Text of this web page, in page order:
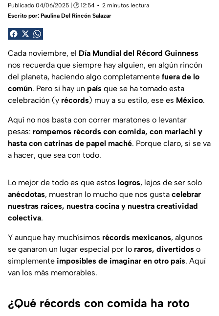
Publicado 04/06/2025 | 🕑 12:54
2 minutos lectura
Escrito por: Paulina Del Rincón Salazar
Cada noviembre, el Día Mundial del Récord Guinness
nos recuerda que siempre hay alguien, en algún rincón
del planeta, haciendo algo completamente fuera de lo
común. Pero si hay un país que se ha tomado esta
celebración (y récords) muy a su estilo, ese es México.
Aquí no nos basta con correr maratones o levantar
pesas: rompemos récords con comida, con mariachi y
hasta con catrinas de papel maché. Porque claro, si se va
a hacer, que sea con todo.
Lo mejor de todo es que estos logros, lejos de ser solo
anécdotas, muestran lo mucho que nos gusta celebrar
nuestras raíces, nuestra cocina y nuestra creatividad
colectiva.
Y aunque hay muchísimos récords mexicanos, algunos
se ganaron un lugar especial por lo raros, divertidos o
simplemente imposibles de imaginar en otro país. Aquí
van los más memorables.
¿Qué récords con comida ha roto